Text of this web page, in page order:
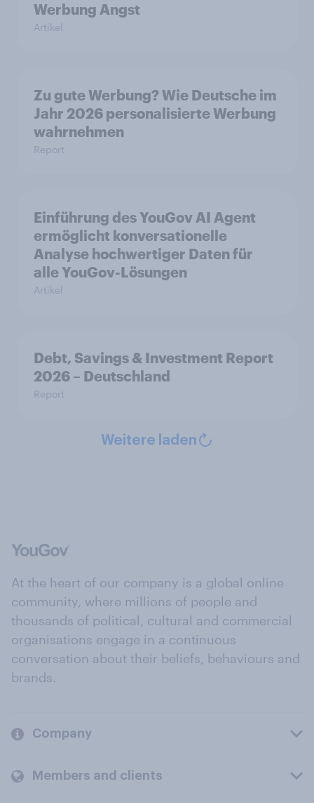
Werbung Angst
Artikel
Zu gute Werbung? Wie Deutsche im
Jahr 2026 personalisierte Werbung
wahrnehmen
Report
Einführung des YouGov AI Agent
ermöglicht konversationelle
Analyse hochwertiger Daten für
alle YouGov-Lösungen
Artikel
Debt, Savings & Investment Report
2026 – Deutschland
Report
Weitere laden
At the heart of our company is a global online
community, where millions of people and
thousands of political, cultural and commercial
organisations engage in a continuous
conversation about their beliefs, behaviours and
brands.
Company
Members and clients